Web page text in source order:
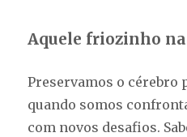
Aquele friozinho
Preservamos o cérebro
quando somos
com novos desafios.